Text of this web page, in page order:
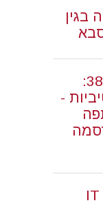
בגין
סעיף ניוד זכויות הבנייה בתמ"א 38:
-
כנס "ערים חכמות 2020" מטעם IT